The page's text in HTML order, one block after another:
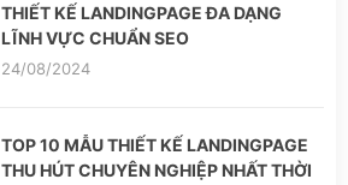
THIẾT KẾ LANDINGPAGE ĐA DẠNG
LĨNH VỰC CHUẨN SEO
24/08/2024
TOP 10 MẪU THIẾT KẾ LANDINGPAGE
THU HÚT CHUYÊN NGHIỆP NHẤT THỜI